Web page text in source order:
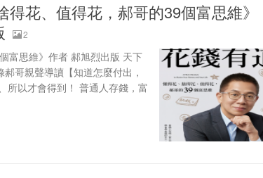
得花、值得花，郝哥的39個富思維》
2
富思維》作者 郝旭烈出版 天下
哥親聲導讀【知道怎麼付出，
所以才會得到！ 普通人存錢，富